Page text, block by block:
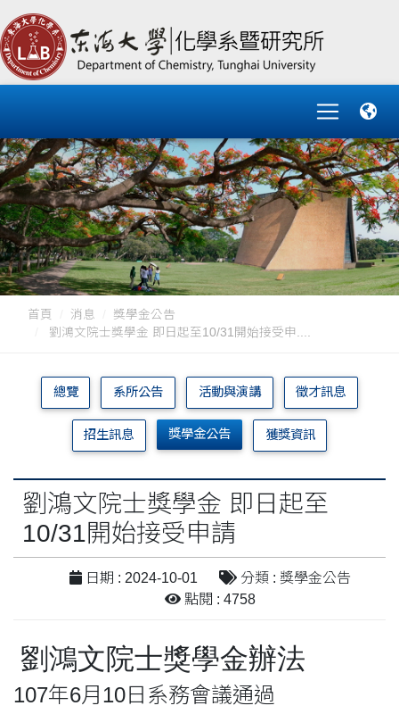
首頁 消息
獎學金公告
劉鴻文院士獎學金 即日起至10/31開始接受申....
總覽 系所公告 活動與演講 徵才訊息
招生訊息 獎學金公告 獲獎資訊
劉鴻文院士獎學金 即日起至
10/31開始接受申請
日期 : 2024-10-01
分類 : 獎學金公告
點閱 : 4758
劉鴻文院士獎學金辦法
107年6月10日系務會議通過